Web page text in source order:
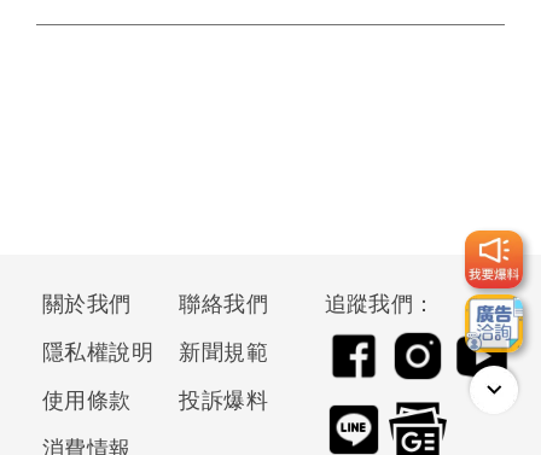
關於我們
聯絡我們
隱私權說明
新聞規範
使用條款
投訴爆料
消費情報
追蹤我們：